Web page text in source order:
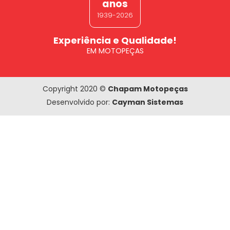
anos
1939-2026
Experiência e Qualidade!
EM MOTOPEÇAS
Copyright 2020 © Chapam Motopeças
Desenvolvido por: Cayman Sistemas